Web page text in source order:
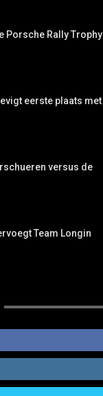
Porsche Rally Trophy
eerste plaats met
versus de
Team Longin